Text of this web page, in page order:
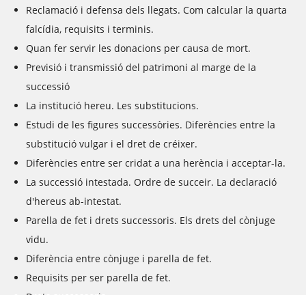
Reclamació i defensa dels llegats. Com calcular la quarta
falcídia, requisits i terminis.
Quan fer servir les donacions per causa de mort.
Previsió i transmissió del patrimoni al marge de la
successió
La institució hereu. Les substitucions.
Estudi de les figures successòries. Diferències entre la
substitució vulgar i el dret de créixer.
Diferències entre ser cridat a una herència i acceptar-la.
La successió intestada. Ordre de succeir. La declaració
d'hereus ab-intestat.
Parella de fet i drets successoris. Els drets del cònjuge
vidu.
Diferència entre cònjuge i parella de fet.
Requisits per ser parella de fet.